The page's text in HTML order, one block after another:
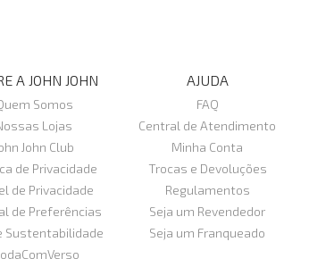
A JOHN JOHN
Somos
Lojas
John Club
de Privacidade
de Privacidade
de Preferências
Sustentabilidade
AJUDA
FAQ
Central de Atendimento
Minha Conta
Trocas e Devoluções
Regulamentos
Seja um Revendedor
Seja um Franqueado